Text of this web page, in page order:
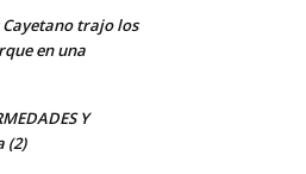
Cayetano trajo los
en una
Y
(2)